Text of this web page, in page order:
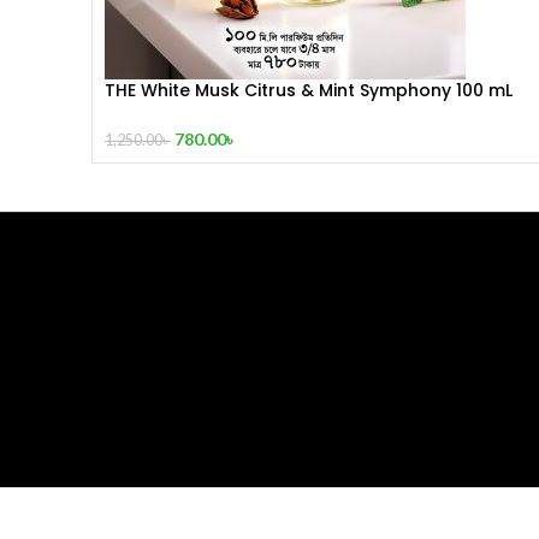
THE White Musk Citrus & Mint Symphony 100 mL
1,250.00৳ 780.00৳